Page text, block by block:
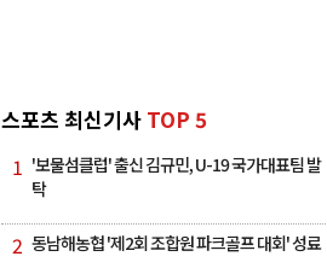
스포츠 최신기사 TOP 5
1 '보물섬클럽' 출신 김규민, U-19 국가대표팀 발
탁
2 동남해농협 '제2회 조합원 파크골프 대회' 성료